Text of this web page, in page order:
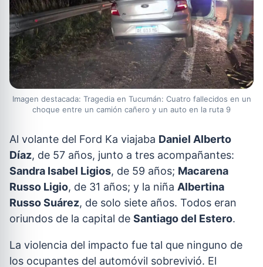
Imagen destacada: Tragedia en Tucumán: Cuatro fallecidos en un
choque entre un camión cañero y un auto en la ruta 9
Al volante del Ford Ka viajaba Daniel Alberto
Díaz, de 57 años, junto a tres acompañantes:
Sandra Isabel Ligios, de 59 años; Macarena
Russo Ligio, de 31 años; y la niña Albertina
Russo Suárez, de solo siete años. Todos eran
oriundos de la capital de Santiago del Estero.
La violencia del impacto fue tal que ninguno de
los ocupantes del automóvil sobrevivió. El